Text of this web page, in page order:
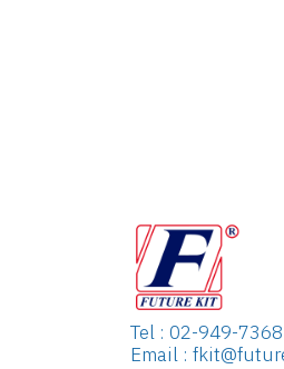
Tel : 02-949-
Email :